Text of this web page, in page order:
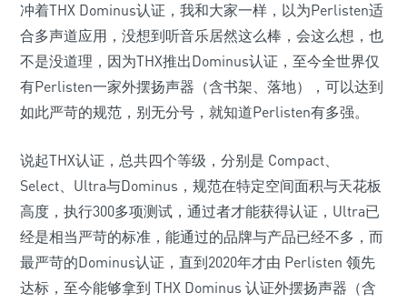
冲着THX Dominus认证，我和大家一样，以为Perlisten适
合多声道应用，没想到听音乐居然这么棒，会这么想，也
不是没道理，因为THX推出Dominus认证，至今全世界仅
有Perlisten一家外摆扬声器（含书架、落地），可以达到
如此严苛的规范，别无分号，就知道Perlisten有多强。
说起THX认证，总共四个等级，分别是 Compact、
Select、Ultra与Dominus，规范在特定空间面积与天花板
高度，执行300多项测试，通过者才能获得认证，Ultra已
经是相当严苛的标准，能通过的品牌与产品已经不多，而
最严苛的Dominus认证，直到2020年才由 Perlisten 领先
达标，至今能够拿到 THX Dominus 认证外摆扬声器（含